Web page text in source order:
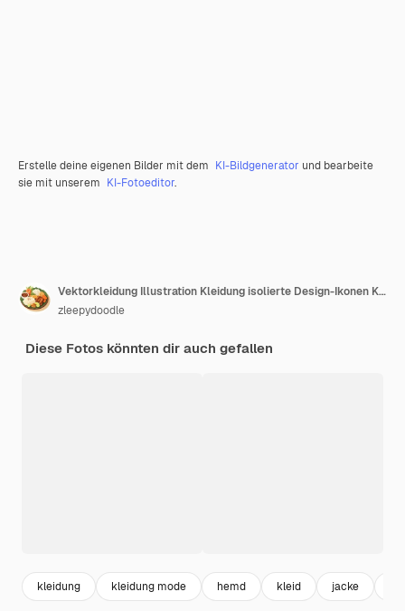
Erstelle deine eigenen Bilder mit dem KI-Bildgenerator und bearbeite
sie mit unserem KI-Fotoeditor.
Vektorkleidung Illustration Kleidung isolierte Design-Ikonen Kleidung Mode Bekleidung Set Kleidung
zleepydoodle
Diese Fotos könnten dir auch gefallen
kleidung kleidung mode hemd kleid jacke